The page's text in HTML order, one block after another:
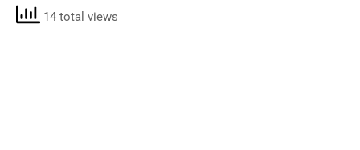
14 total views